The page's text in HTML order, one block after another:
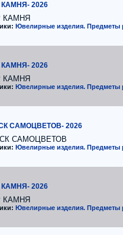
2026
КАМНЯ
Ювелирные изделия. Предметы
2026
КАМНЯ
Ювелирные изделия. Предметы
САМОЦВЕТОВ- 2026
САМОЦВЕТОВ
Ювелирные изделия. Предметы
2026
КАМНЯ
Ювелирные изделия. Предметы